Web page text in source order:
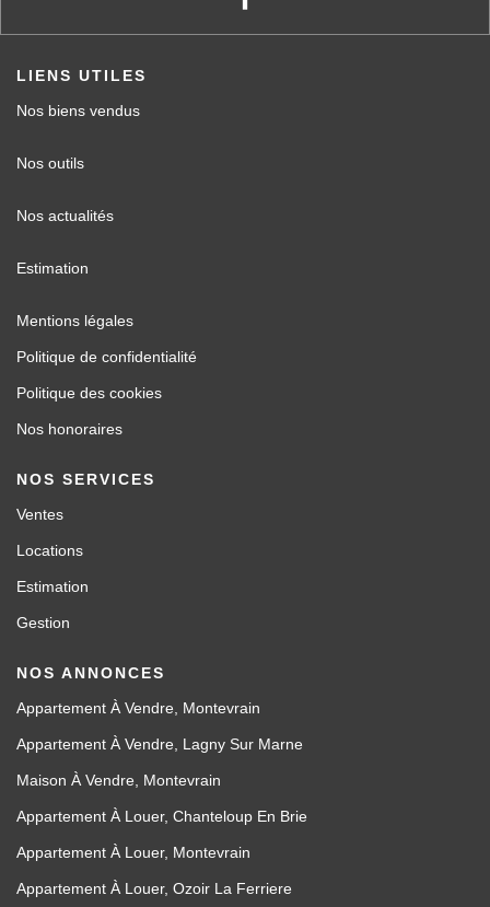
LIENS UTILES
Nos biens vendus
Nos outils
Nos actualités
Estimation
Mentions légales
Politique de confidentialité
Politique des cookies
Nos honoraires
NOS SERVICES
Ventes
Locations
Estimation
Gestion
NOS ANNONCES
Appartement À Vendre, Montevrain
Appartement À Vendre, Lagny Sur Marne
Maison À Vendre, Montevrain
Appartement À Louer, Chanteloup En Brie
Appartement À Louer, Montevrain
Appartement À Louer, Ozoir La Ferriere